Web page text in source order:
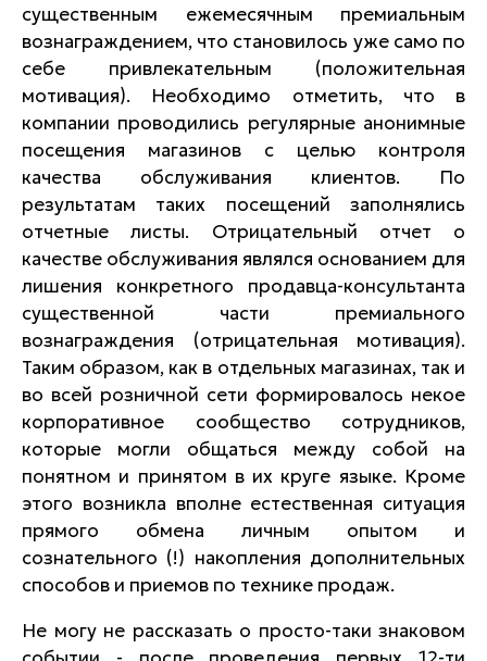
существенным ежемесячным премиальным
вознаграждением, что становилось уже само по
себе привлекательным (положительная
мотивация). Необходимо отметить, что в
компании проводились регулярные анонимные
посещения магазинов с целью контроля
качества обслуживания клиентов. По
результатам таких посещений заполнялись
отчетные листы. Отрицательный отчет о
качестве обслуживания являлся основанием для
лишения конкретного продавца-консультанта
существенной части премиального
вознаграждения (отрицательная мотивация).
Таким образом, как в отдельных магазинах, так и
во всей розничной сети формировалось некое
корпоративное сообщество сотрудников,
которые могли общаться между собой на
понятном и принятом в их круге языке. Кроме
этого возникла вполне естественная ситуация
прямого обмена личным опытом и
сознательного (!) накопления дополнительных
способов и приемов по технике продаж.
Не могу не рассказать о просто-таки знаковом